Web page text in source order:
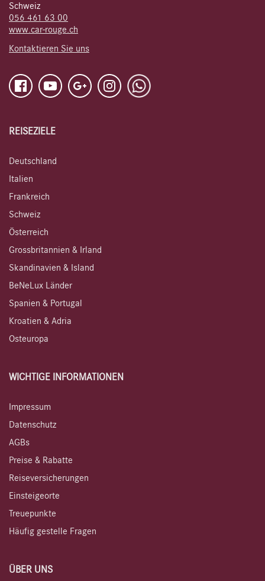
Schweiz
056 461 63 00
www.car-rouge.ch
Kontaktieren Sie uns
REISEZIELE
Deutschland
Italien
Frankreich
Schweiz
Österreich
Grossbritannien & Irland
Skandinavien & Island
BeNeLux Länder
Spanien & Portugal
Kroatien & Adria
Osteuropa
WICHTIGE INFORMATIONEN
Impressum
Datenschutz
AGBs
Preise & Rabatte
Reiseversicherungen
Einsteigeorte
Treuepunkte
Häufig gestelle Fragen
ÜBER UNS